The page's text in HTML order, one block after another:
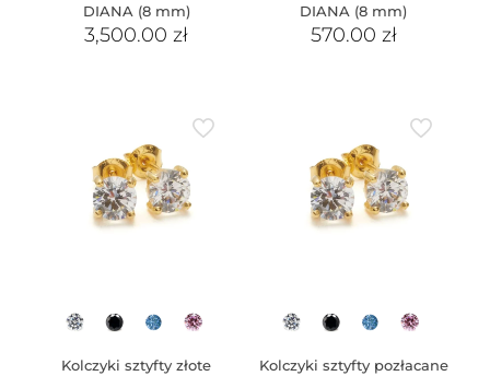
DIANA (8 mm)
3,500.00zł
DIANA (8 mm)
570.00 zł
Kolczyki sztyfty złote
Kolczyki sztyfty pozłacane